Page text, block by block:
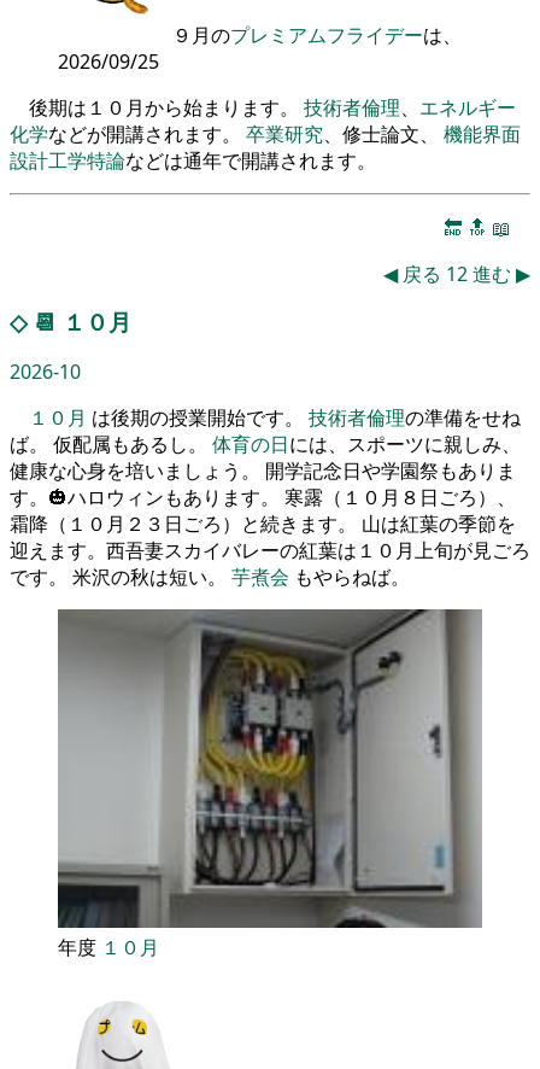
９月のプレミアムフライデーは、
2026/09/25
後期は１０月から始まります。 技術者倫理、 エネルギー
化学などが開講されます。 卒業研究、修士論文、 機能界面
設計工学特論などは通年で開講されます。
🔚 🔝 📖
◀ 戻る 12進む ▶
◇ 📆 １０月
2026-10
１０月 は後期の授業開始です。 技術者倫理の準備をせね
ば。 仮配属もあるし。 体育の日には、スポーツに親しみ、
健康な心身を培いましょう。 開学記念日や学園祭もありま
す。🎃ハロウィンもあります。 寒露（１０月８日ごろ）、
霜降（１０月２３日ごろ）と続きます。 山は紅葉の季節を
迎えます。西吾妻スカイバレーの紅葉は１０月上旬が見ごろ
です。 米沢の秋は短い。 芋煮会 もやらねば。
年度 １０月